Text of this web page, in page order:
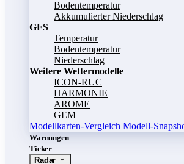
Bodentemperatur
Akkumulierter Niederschlag
GFS
Temperatur
Bodentemperatur
Niederschlag
Weitere Wettermodelle
ICON-RUC
HARMONIE
AROME
GEM
Modellkarten-Vergleich Modell-
Warnungen
Ticker
Radar